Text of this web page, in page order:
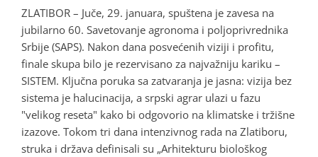
ZLATIBOR – Juče, 29. januara, spuštena je zavesa na
jubilarno 60. Savetovanje agronoma i poljoprivrednika
Srbije (SAPS). Nakon dana posvećenih viziji i profitu,
finale skupa bilo je rezervisano za najvažniju kariku –
SISTEM. Ključna poruka sa zatvaranja je jasna: vizija bez
sistema je halucinacija, a srpski agrar ulazi u fazu
"velikog reseta" kako bi odgovorio na klimatske i tržišne
izazove. Tokom tri dana intenzivnog rada na Zlatiboru,
struka i država definisali su „Arhitekturu biološkog